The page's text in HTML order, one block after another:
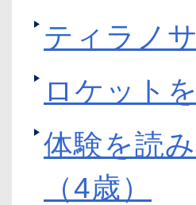
ティラノ
ロケット
体験を読
（4歳）